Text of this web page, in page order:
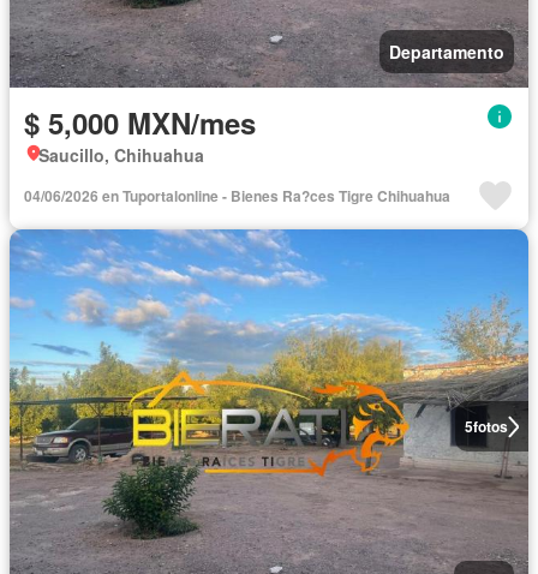
Departamento
$ 5,000 MXN/mes
Saucillo, Chihuahua
04/06/2026 en Tuportalonline - Bienes Ra?ces Tigre Chihuahua
5fotos